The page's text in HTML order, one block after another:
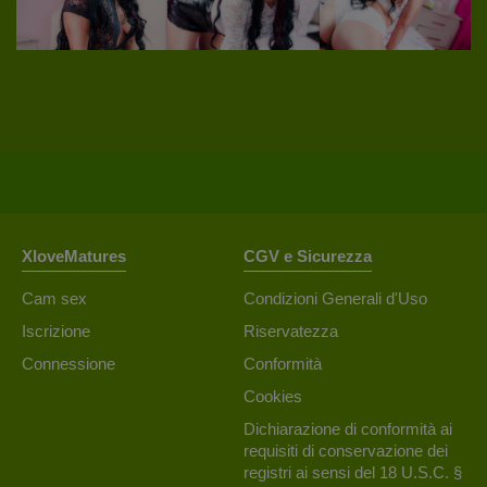
XloveMatures
Cam sex
Iscrizione
Connessione
CGV e Sicurezza
Condizioni Generali d'Uso
Riservatezza
Conformità
Cookies
Dichiarazione di conformità ai
requisiti di conservazione dei
registri ai sensi del 18 U.S.C. §